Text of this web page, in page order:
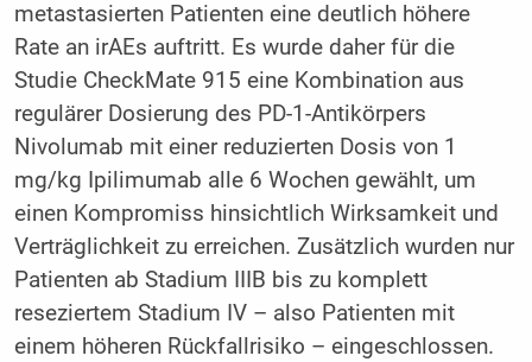
metastasierten Patienten eine deutlich höhere
Rate an irAEs auftritt. Es wurde daher für die
Studie CheckMate 915 eine Kombination aus
regulärer Dosierung des PD-1-Antikörpers
Nivolumab mit einer reduzierten Dosis von 1
mg/kg Ipilimumab alle 6 Wochen gewählt, um
einen Kompromiss hinsichtlich Wirksamkeit und
Verträglichkeit zu erreichen. Zusätzlich wurden nur
Patienten ab Stadium IIIB bis zu komplett
reseziertem Stadium IV – also Patienten mit
einem höheren Rückfallrisiko – eingeschlossen.